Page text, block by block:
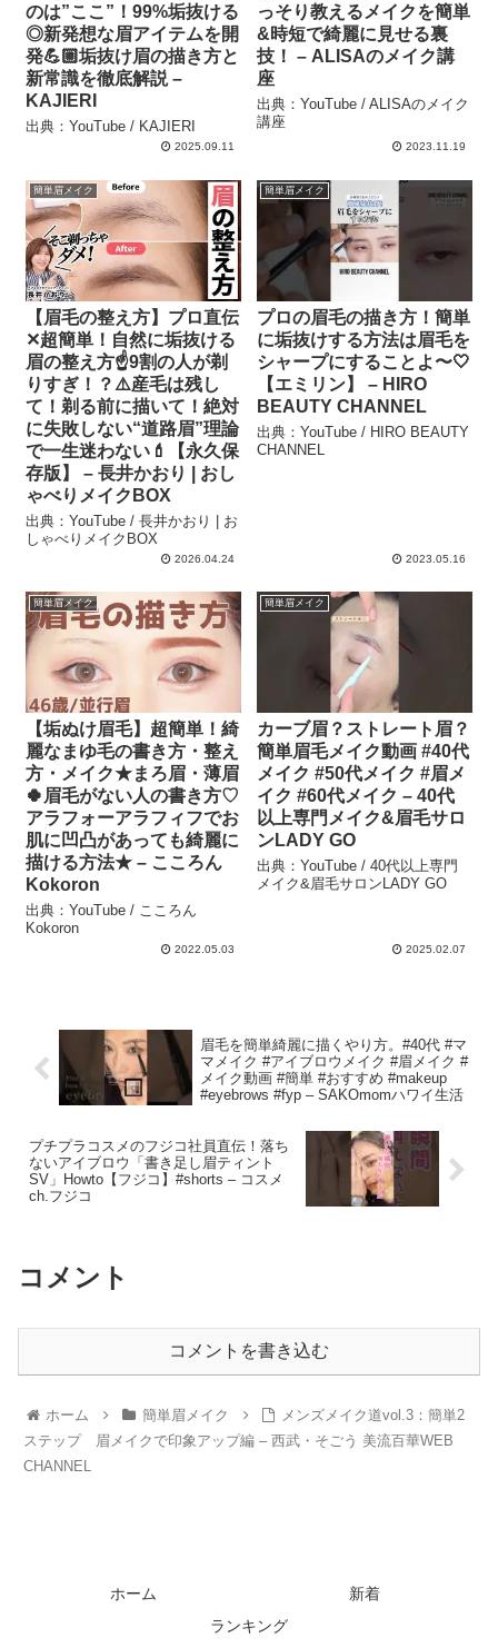
のは”ここ”！99%垢抜ける
◎新発想な眉アイテムを開
発💪🏼垢抜け眉の描き方と
新常識を徹底解説 –
KAJIERI
出典：YouTube / KAJIERI
2025.09.11
っそり教えるメイクを簡単
&時短で綺麗に見せる裏
技！ – ALISAのメイク講
座
出典：YouTube / ALISAのメイク
講座
2023.11.19
簡単眉メイク
【眉毛の整え方】プロ直伝
✕超簡単！自然に垢抜ける
眉の整え方☝️9割の人が剃
りすぎ！？⚠️産毛は残し
て！剃る前に描いて！絶対
に失敗しない“道路眉”理論
で一生迷わない💄【永久保
存版】 – 長井かおり | おし
ゃべりメイクBOX
出典：YouTube / 長井かおり | お
しゃべりメイクBOX
2026.04.24
簡単眉メイク
プロの眉毛の描き方！簡単
に垢抜けする方法は眉毛を
シャープにすることよ〜🤍
【エミリン】 – HIRO
BEAUTY CHANNEL
出典：YouTube / HIRO BEAUTY
CHANNEL
2023.05.16
簡単眉メイク
【垢ぬけ眉毛】超簡単！綺
麗なまゆ毛の書き方・整え
方・メイク★まろ眉・薄眉
🍀眉毛がない人の書き方♡
アラフォーアラフィフでお
肌に凹凸があっても綺麗に
描ける方法★ – こころん
Kokoron
出典：YouTube / こころん
Kokoron
2022.05.03
簡単眉メイク
カーブ眉？ストレート眉？
簡単眉毛メイク動画 #40代
メイク #50代メイク #眉メ
イク #60代メイク – 40代
以上専門メイク&眉毛サロ
ンLADY GO
出典：YouTube / 40代以上専門
メイク&眉毛サロンLADY GO
2025.02.07
眉毛を簡単綺麗に描くやり方。#40代 #マ
マメイク #アイブロウメイク #眉メイク #
メイク動画 #簡単 #おすすめ #makeup
#eyebrows #fyp – SAKOmomハワイ生活
プチプラコスメのフジコ社員直伝！落ち
ないアイブロウ「書き足し眉ティント
SV」Howto【フジコ】#shorts – コスメ
ch.フジコ
コメント
コメントを書き込む
ホーム 簡単眉メイク
メンズメイク道vol.3：簡単2
ステップ 眉メイクで印象アップ編 – 西武・そごう 美流百華WEB
CHANNEL
ホーム
新着
ランキング